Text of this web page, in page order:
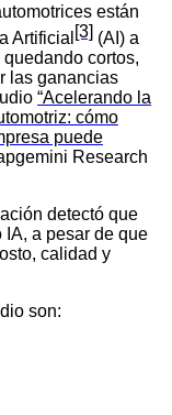
están
Artificial [3] (AI) a
cortos,
las ganancias
“Acelerando la
cómo
puede
Research
detectó que
IA, a pesar de que
calidad y
son: